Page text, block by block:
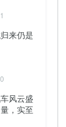
来仍是
风云盛
，实至